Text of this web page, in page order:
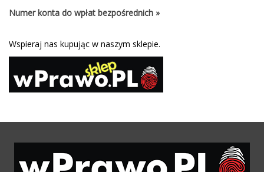
Numer konta do wpłat bezpośrednich »
Wspieraj nas kupując w naszym sklepie.